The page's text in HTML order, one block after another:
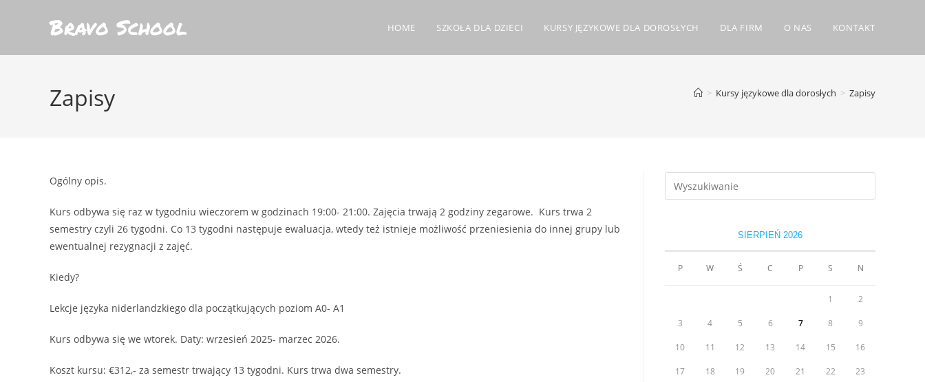
Bravo School HOME SZKOŁA DLA DZIECI KURSY JĘZYKOWE DLA DOROSŁYCH DLA FIRM O NAS KONTAKT
Zapisy > Kursy językowe dla dorosƚych > Zapisy
Ogólny opis.
Kurs odbywa się raz w tygodniu wieczorem w godzinach 19:00- 21:00. Zajęcia trwają 2 godziny zegarowe. Kurs trwa 2
semestry czyli 26 tygodni. Co 13 tygodni następuje ewaluacja, wtedy też istnieje możliwość przeniesienia do innej grupy lub
ewentualnej rezygnacji z zajęć.
Kiedy?
Lekcje języka niderlandzkiego dla początkujących poziom A0- A1
Kurs odbywa się we wtorek. Daty: wrzesień 2025- marzec 2026.
Koszt kursu: €312,- za semestr trwający 13 tygodni. Kurs trwa dwa semestry.
SIERPIEŃ 2026
P W Ś C P S N
1 2
3 4 5 6 7 8 9
10 11 12 13 14 15 16
17 18 19 20 21 22 23